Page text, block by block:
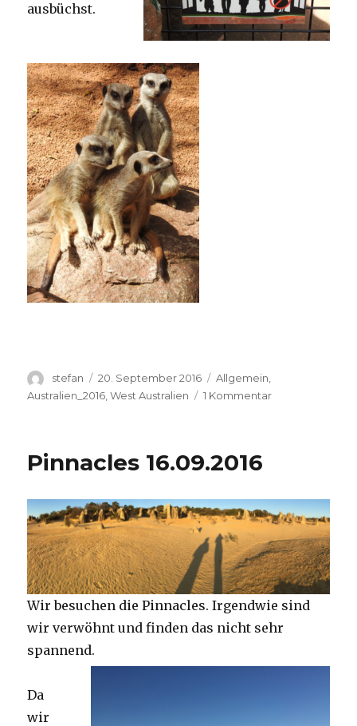
ausbüchst.
Autor
stefan
Veröffentlicht
am
20. September 2016 Kategorien
Allgemein,
Australien_2016 ,West Australien 1 Kommentarzu
Pinnacles 16.09.2016
Wir besuchen die Pinnacles. Irgendwie sind
wir verwöhnt und finden das nicht sehr
spannend.
Da
wir